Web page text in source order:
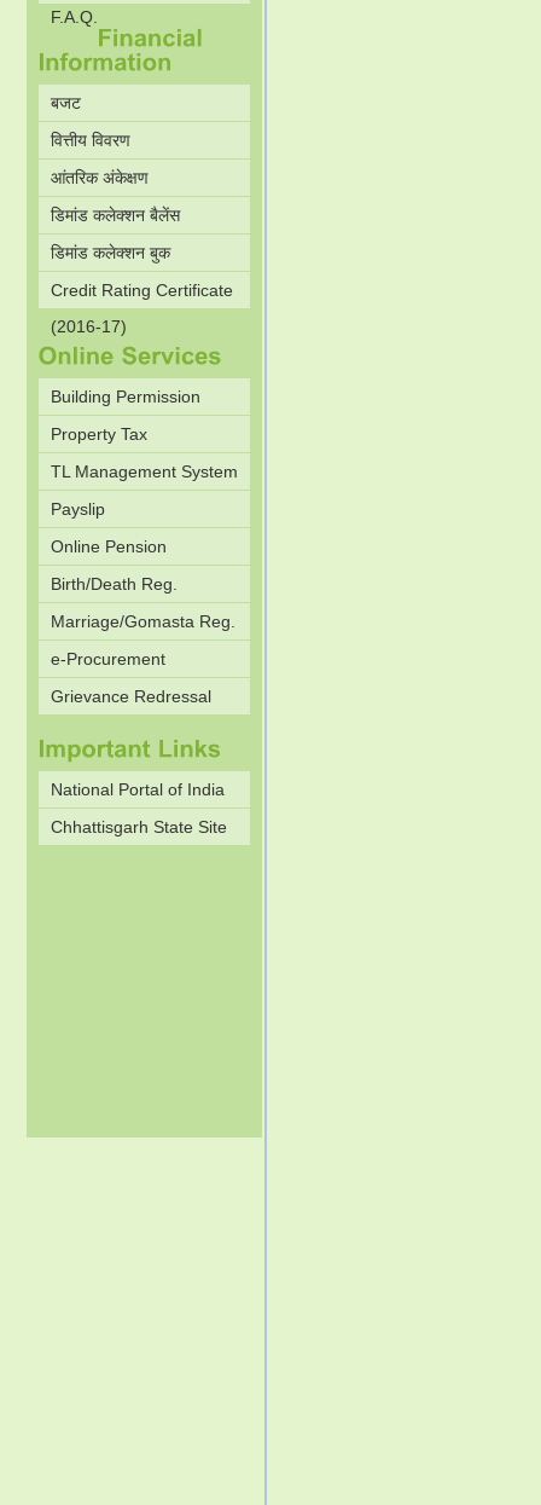
F.A.Q.
बजट
वित्तीय विवरण
आंतरिक अंकेक्षण
डिमांड कलेक्शन बैलेंस
डिमांड कलेक्शन बुक
Credit Rating Certificate
(2016-17)
Building Permission
Property Tax
TL Management System
Payslip
Online Pension
Birth/Death Reg.
Marriage/Gomasta Reg.
e-Procurement
Grievance Redressal
National Portal of India
Chhattisgarh State Site